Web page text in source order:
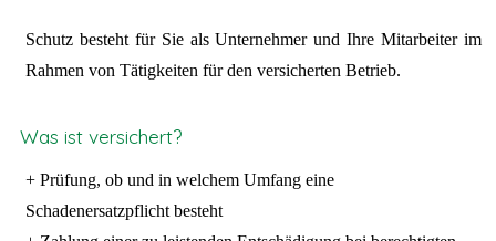
Schutz besteht für Sie als Unternehmer und Ihre Mitarbeiter im
Rahmen von Tätigkeiten für den versicherten Betrieb.
Was ist versichert?
+ Prüfung, ob und in welchem Umfang eine
Schadenersatzpflicht besteht